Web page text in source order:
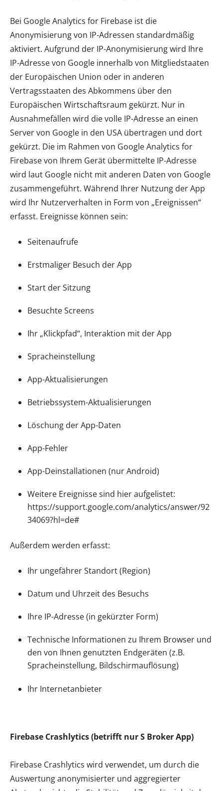
Bei Google Analytics for Firebase ist die
Anonymisierung von IP-Adressen standardmäßig
aktiviert. Aufgrund der IP-Anonymisierung wird Ihre
IP-Adresse von Google innerhalb von Mitgliedstaaten
der Europäischen Union oder in anderen
Vertragsstaaten des Abkommens über den
Europäischen Wirtschaftsraum gekürzt. Nur in
Ausnahmefällen wird die volle IP-Adresse an einen
Server von Google in den USA übertragen und dort
gekürzt. Die im Rahmen von Google Analytics for
Firebase von Ihrem Gerät übermittelte IP-Adresse
wird laut Google nicht mit anderen Daten von Google
zusammengeführt. Während Ihrer Nutzung der App
wird Ihr Nutzerverhalten in Form von „Ereignissen“
erfasst. Ereignisse können sein:
Seitenaufrufe
Erstmaliger Besuch der App
Start der Sitzung
Besuchte Screens
Ihr „Klickpfad“, Interaktion mit der App
Spracheinstellung
App-Aktualisierungen
Betriebssystem-Aktualisierungen
Löschung der App-Daten
App-Fehler
App-Deinstallationen (nur Android)
Weitere Ereignisse sind hier aufgelistet:
https://support.google.com/analytics/answer/92
34069?hl=de#
Außerdem werden erfasst:
Ihr ungefährer Standort (Region)
Datum und Uhrzeit des Besuchs
Ihre IP-Adresse (in gekürzter Form)
Technische Informationen zu Ihrem Browser und
den von Ihnen genutzten Endgeräten (z.B.
Spracheinstellung, Bildschirmauflösung)
Ihr Internetanbieter
Firebase Crashlytics (betrifft nur S Broker App)
Firebase Crashlytics wird verwendet, um durch die
Auswertung anonymisierter und aggregierter